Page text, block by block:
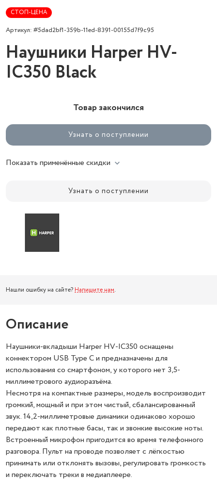
СТОП-ЦЕНА
Артикул: #5dad2bf1-359b-11ed-8391-00155d7f9c95
Наушники Harper HV-
IC350 Black
Товар закончился
Узнать о поступлении
Показать применённые скидки
Узнать о поступлении
Нашли ошибку на сайте? Напишите нам.
Описание
Наушники-вкладыши Harper HV-IC350 оснащены
коннектором USB Type C и предназначены для
использования со смартфоном, у которого нет 3,5-
миллиметрового аудиоразъёма.
Несмотря на компактные размеры, модель воспроизводит
громкий, мощный и при этом чистый, сбалансированный
звук. 14,2-миллиметровые динамики одинаково хорошо
передают как плотные басы, так и звонкие высокие ноты.
Встроенный микрофон пригодится во время телефонного
разговора. Пульт на проводе позволяет с лёгкостью
принимать или отклонять вызовы, регулировать громкость
и переключать треки в медиаплеере.